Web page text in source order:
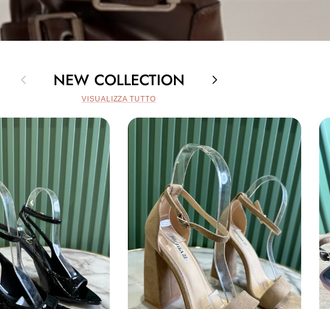
IndietroNEW COLLECTION Avanti
VISUALIZZA TUTTO